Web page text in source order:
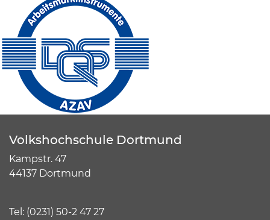
Volkshochschule Dortmund
Kampstr. 47
44137 Dortmund
Tel: (0231) 50-2 47 27